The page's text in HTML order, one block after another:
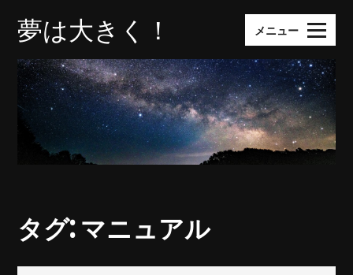
夢は大きく！ メニュー
タグ: マニュアル